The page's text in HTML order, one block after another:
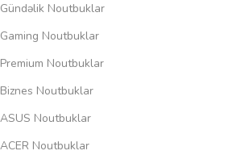
Gündəlik Noutbuklar
Gaming Noutbuklar
Premium Noutbuklar
Biznes Noutbuklar
ASUS Noutbuklar
ACER Noutbuklar